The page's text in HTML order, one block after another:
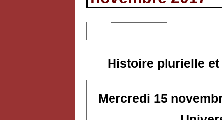
Histoire plurielle
Mercredi 15